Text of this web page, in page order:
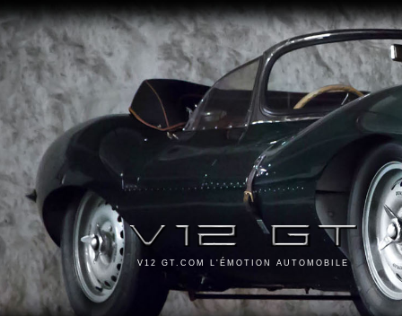
V12 GT.COM L'ÉMOTION AUTOMOBILE